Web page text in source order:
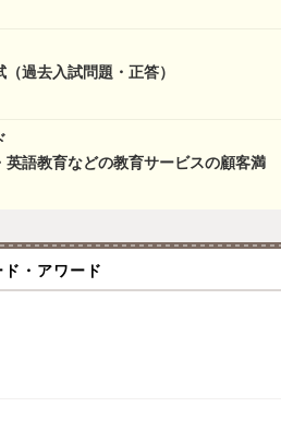
過去入試問題・正答）
英語教育などの教育サービスの顧客満
ド・アワード